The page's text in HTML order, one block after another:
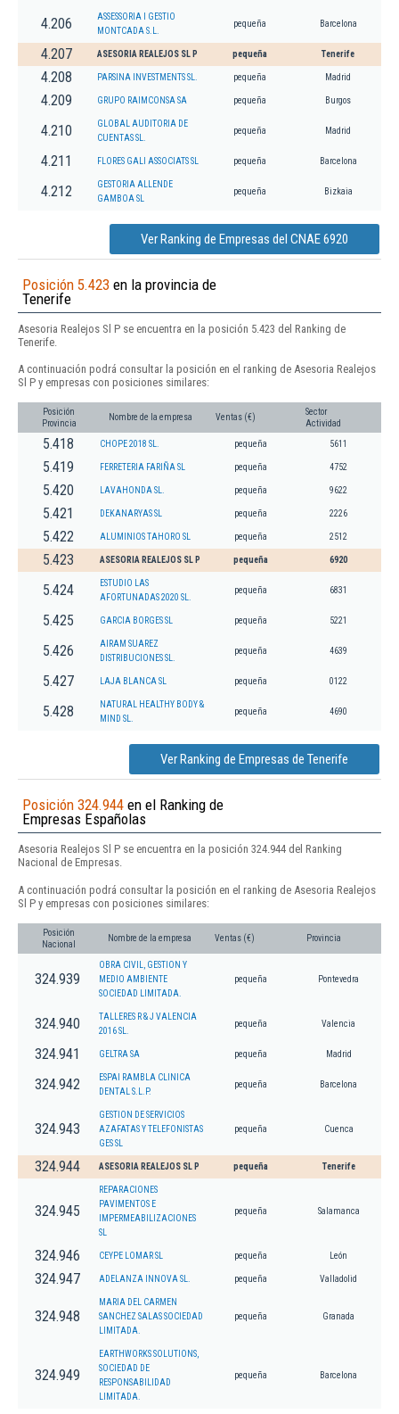
4.206
ASSESSORIA I GESTIO
MONTCADA S.L.
pequeña Barcelona
4.207 ASESORIA REALEJOS SL P pequeña Tenerife
4.208 PARSINA INVESTMENTS SL. pequeña Madrid
4.209 GRUPO RAIMCONSA SA pequeña Burgos
4.210
GLOBAL AUDITORIA DE
CUENTAS SL.
pequeña Madrid
4.211 FLORES GALI ASSOCIATS SL pequeña Barcelona
4.212
GESTORIA ALLENDE
GAMBOA SL
pequeña Bizkaia
Ver Ranking de Empresas del CNAE 6920
Posición 5.423 en la provincia de
Tenerife
Asesoria Realejos Sl P se encuentra en la posición 5.423 del Ranking de
Tenerife.
A continuación podrá consultar la posición en el ranking de Asesoria Realejos
Sl P y empresas con posiciones similares:
Posición
Provincia
Nombre de la empresa Ventas (€)
Sector
Actividad
5.418 CHOPE 2018 SL. pequeña 5611
5.419 FERRETERIA FARIÑA SL pequeña 4752
5.420 LAVAHONDA SL. pequeña 9622
5.421 DEKANARYAS SL pequeña 2226
5.422 ALUMINIOS TAHORO SL pequeña 2512
5.423 ASESORIA REALEJOS SL P pequeña 6920
5.424
ESTUDIO LAS
AFORTUNADAS 2020 SL.
pequeña 6831
5.425 GARCIA BORGES SL pequeña 5221
5.426
AIRAM SUAREZ
DISTRIBUCIONES SL.
pequeña 4639
5.427 LAJA BLANCA SL pequeña 0122
5.428
NATURAL HEALTHY BODY &
MIND SL.
pequeña 4690
Ver Ranking de Empresas de Tenerife
Posición 324.944 en el Ranking de
Empresas Españolas
Asesoria Realejos Sl P se encuentra en la posición 324.944 del Ranking
Nacional de Empresas.
A continuación podrá consultar la posición en el ranking de Asesoria Realejos
Sl P y empresas con posiciones similares:
Posición
Nacional
Nombre de la empresa Ventas (€) Provincia
324.939
OBRA CIVIL, GESTION Y
MEDIO AMBIENTE
SOCIEDAD LIMITADA.
pequeña Pontevedra
324.940
TALLERES R & J VALENCIA
2016 SL.
pequeña Valencia
324.941 GELTRA SA pequeña Madrid
324.942
ESPAI RAMBLA CLINICA
DENTAL S.L.P.
pequeña Barcelona
324.943
GESTION DE SERVICIOS
AZAFATAS Y TELEFONISTAS
GES SL
pequeña Cuenca
324.944 ASESORIA REALEJOS SL P pequeña Tenerife
324.945
REPARACIONES
PAVIMENTOS E
IMPERMEABILIZACIONES
SL
pequeña Salamanca
324.946 CEYPE LOMAR SL pequeña León
324.947 ADELANZA INNOVA SL. pequeña Valladolid
324.948
MARIA DEL CARMEN
SANCHEZ SALAS SOCIEDAD
LIMITADA.
pequeña Granada
324.949
EARTHWORKS SOLUTIONS,
SOCIEDAD DE
RESPONSABILIDAD
LIMITADA.
pequeña Barcelona